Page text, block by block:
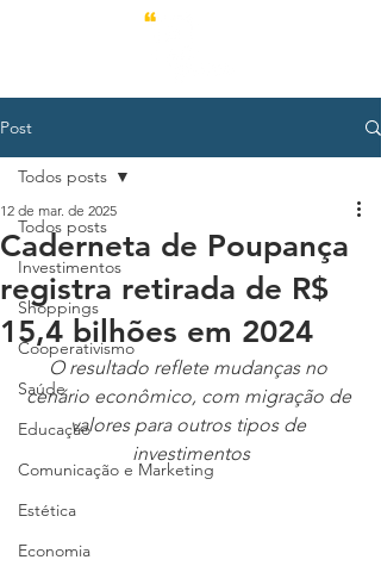
Post
Todos posts
Investimentos
Shoppings
Cooperativismo
Saúde
Educação
Comunicação e Marketing
Estética
Economia
Todos posts
Caderneta de Poupança
registra retirada de R$
15,4 bilhões em 2024
12 de mar. de 2025
O resultado reflete mudanças no
cenário econômico, com migração de
valores para outros tipos de
investimentos